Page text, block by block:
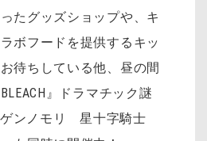
たグッズショップや、キ
ボフードを提供するキッ
待ちしている他、昼の間
』ドラマチック謎
ンノモリ 星十字騎士